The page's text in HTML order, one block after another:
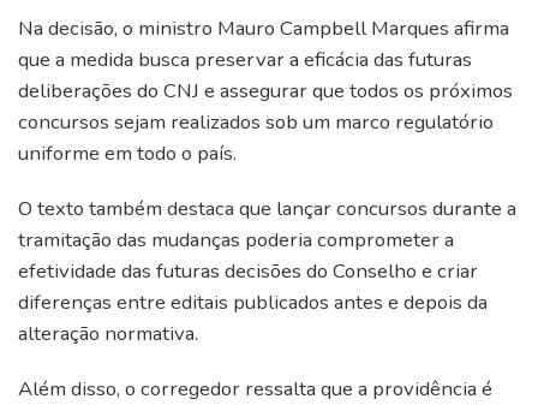
Na decisão, o ministro Mauro Campbell Marques afirma
que a medida busca preservar a eficácia das futuras
deliberações do CNJ e assegurar que todos os próximos
concursos sejam realizados sob um marco regulatório
uniforme em todo o país.
O texto também destaca que lançar concursos durante a
tramitação das mudanças poderia comprometer a
efetividade das futuras decisões do Conselho e criar
diferenças entre editais publicados antes e depois da
alteração normativa.
Além disso, o corregedor ressalta que a providência é